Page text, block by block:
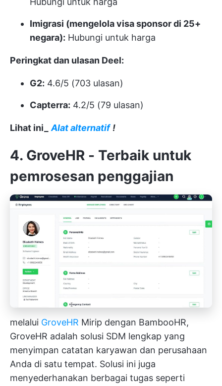
Imigrasi (mengelola visa sponsor di 25+
negara): Hubungi untuk harga
Peringkat dan ulasan Deel:
G2: 4.6/5 (703 ulasan)
Capterra: 4.2/5 (79 ulasan)
Lihat ini_ Alat alternatif !
4. GroveHR - Terbaik untuk
pemrosesan penggajian
melalui GroveHR Mirip dengan BambooHR,
GroveHR adalah solusi SDM lengkap yang
menyimpan catatan karyawan dan perusahaan
Anda di satu tempat. Solusi ini juga
menyederhanakan berbagai tugas seperti